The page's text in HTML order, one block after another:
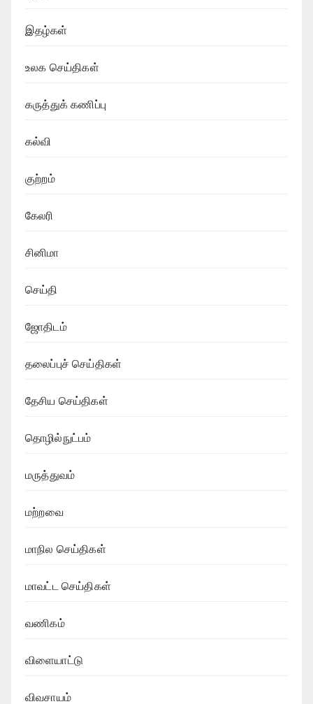
இதழ்கள்
உலக செய்திகள்
கருத்துக் கணிப்பு
கல்வி
குற்றம்
கேலரி
சினிமா
செய்தி
ஜோதிடம்
தலைப்புச் செய்திகள்
தேசிய செய்திகள்
தொழில்நுட்பம்
மருத்துவம்
மற்றவை
மாநில செய்திகள்
மாவட்ட செய்திகள்
வணிகம்
விளையாட்டு
விவசாயம்